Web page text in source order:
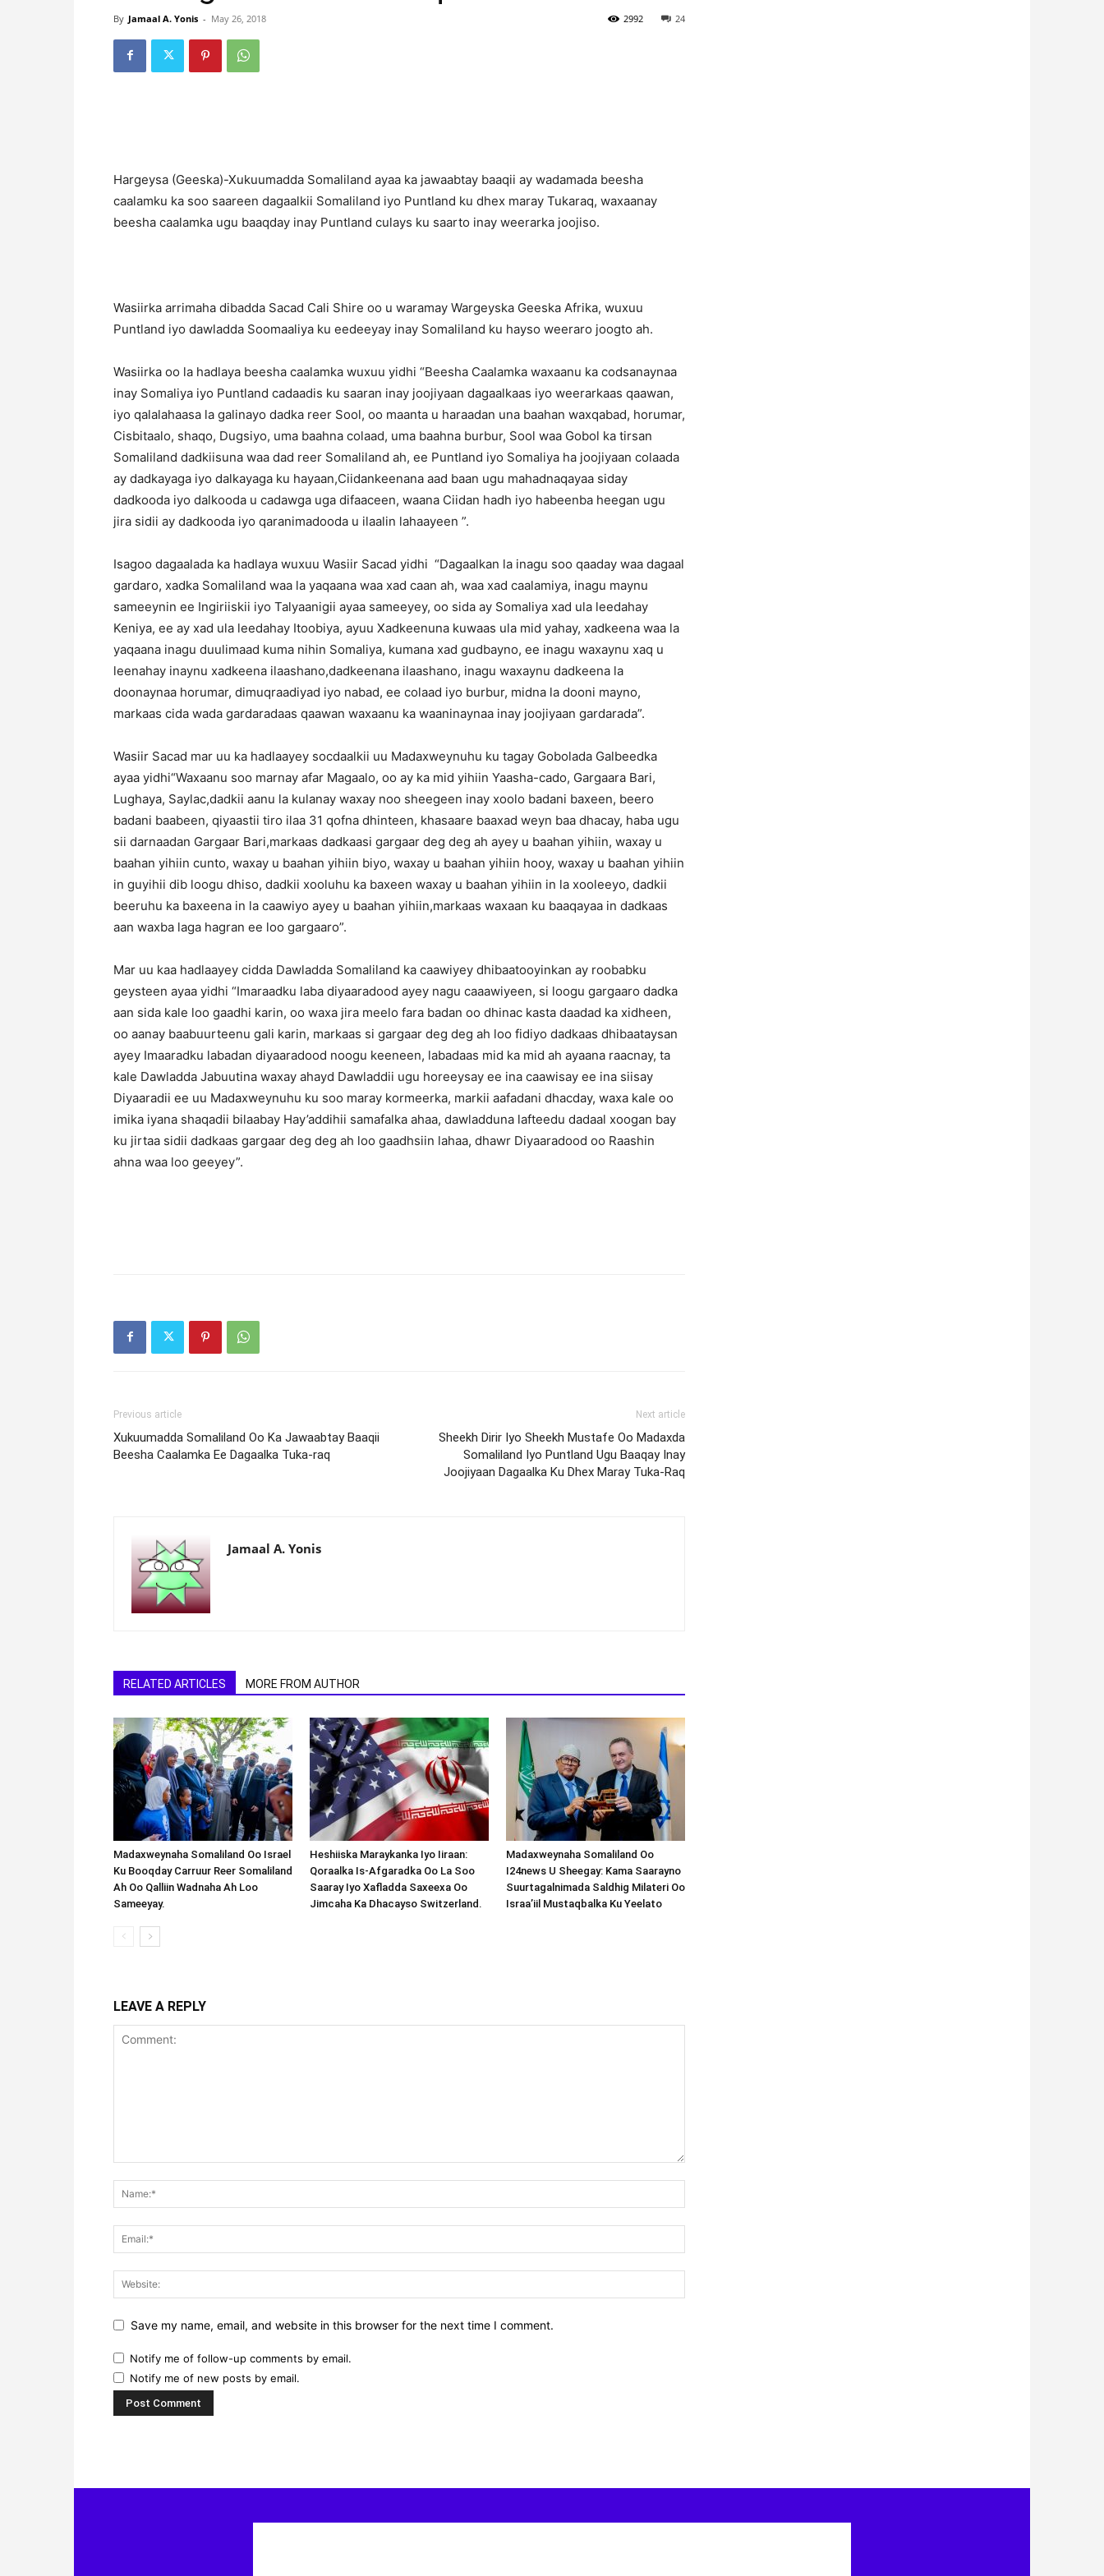
By Jamaal A. Yonis - May 26, 2018 24
2992
Hargeysa (Geeska)-Xukuumadda Somaliland ayaa ka jawaabtay baaqii ay wadamada beesha
caalamku ka soo saareen dagaalkii Somaliland iyo Puntland ku dhex maray Tukaraq, waxaanay
beesha caalamka ugu baaqday inay Puntland culays ku saarto inay weerarka joojiso.
Wasiirka arrimaha dibadda Sacad Cali Shire oo u waramay Wargeyska Geeska Afrika, wuxuu
Puntland iyo dawladda Soomaaliya ku eedeeyay inay Somaliland ku hayso weeraro joogto ah.
Wasiirka oo la hadlaya beesha caalamka wuxuu yidhi “Beesha Caalamka waxaanu ka codsanaynaa
inay Somaliya iyo Puntland cadaadis ku saaran inay joojiyaan dagaalkaas iyo weerarkaas qaawan,
iyo qalalahaasa la galinayo dadka reer Sool, oo maanta u haraadan una baahan waxqabad, horumar,
Cisbitaalo, shaqo, Dugsiyo, uma baahna colaad, uma baahna burbur, Sool waa Gobol ka tirsan
Somaliland dadkiisuna waa dad reer Somaliland ah, ee Puntland iyo Somaliya ha joojiyaan colaada
ay dadkayaga iyo dalkayaga ku hayaan,Ciidankeenana aad baan ugu mahadnaqayaa siday
dadkooda iyo dalkooda u cadawga uga difaaceen, waana Ciidan hadh iyo habeenba heegan ugu
jira sidii ay dadkooda iyo qaranimadooda u ilaalin lahaayeen ”.
Isagoo dagaalada ka hadlaya wuxuu Wasiir Sacad yidhi “Dagaalkan la inagu soo qaaday waa dagaal
gardaro, xadka Somaliland waa la yaqaana waa xad caan ah, waa xad caalamiya, inagu maynu
sameeynin ee Ingiriiskii iyo Talyaanigii ayaa sameeyey, oo sida ay Somaliya xad ula leedahay
Keniya, ee ay xad ula leedahay Itoobiya, ayuu Xadkeenuna kuwaas ula mid yahay, xadkeena waa la
yaqaana inagu duulimaad kuma nihin Somaliya, kumana xad gudbayno, ee inagu waxaynu xaq u
leenahay inaynu xadkeena ilaashano,dadkeenana ilaashano, inagu waxaynu dadkeena la
doonaynaa horumar, dimuqraadiyad iyo nabad, ee colaad iyo burbur, midna la dooni mayno,
markaas cida wada gardaradaas qaawan waxaanu ka waaninaynaa inay joojiyaan gardarada”.
Wasiir Sacad mar uu ka hadlaayey socdaalkii uu Madaxweynuhu ku tagay Gobolada Galbeedka
ayaa yidhi“Waxaanu soo marnay afar Magaalo, oo ay ka mid yihiin Yaasha-cado, Gargaara Bari,
Lughaya, Saylac,dadkii aanu la kulanay waxay noo sheegeen inay xoolo badani baxeen, beero
badani baabeen, qiyaastii tiro ilaa 31 qofna dhinteen, khasaare baaxad weyn baa dhacay, haba ugu
sii darnaadan Gargaar Bari,markaas dadkaasi gargaar deg deg ah ayey u baahan yihiin, waxay u
baahan yihiin cunto, waxay u baahan yihiin biyo, waxay u baahan yihiin hooy, waxay u baahan yihiin
in guyihii dib loogu dhiso, dadkii xooluhu ka baxeen waxay u baahan yihiin in la xooleeyo, dadkii
beeruhu ka baxeena in la caawiyo ayey u baahan yihiin,markaas waxaan ku baaqayaa in dadkaas
aan waxba laga hagran ee loo gargaaro”.
Mar uu kaa hadlaayey cidda Dawladda Somaliland ka caawiyey dhibaatooyinkan ay roobabku
geysteen ayaa yidhi “Imaraadku laba diyaaradood ayey nagu caaawiyeen, si loogu gargaaro dadka
aan sida kale loo gaadhi karin, oo waxa jira meelo fara badan oo dhinac kasta daadad ka xidheen,
oo aanay baabuurteenu gali karin, markaas si gargaar deg deg ah loo fidiyo dadkaas dhibaataysan
ayey Imaaradku labadan diyaaradood noogu keeneen, labadaas mid ka mid ah ayaana raacnay, ta
kale Dawladda Jabuutina waxay ahayd Dawladdii ugu horeeysay ee ina caawisay ee ina siisay
Diyaaradii ee uu Madaxweynuhu ku soo maray kormeerka, markii aafadani dhacday, waxa kale oo
imika iyana shaqadii bilaabay Hay’addihii samafalka ahaa, dawladduna lafteedu dadaal xoogan bay
ku jirtaa sidii dadkaas gargaar deg deg ah loo gaadhsiin lahaa, dhawr Diyaaradood oo Raashin
ahna waa loo geeyey”.
Previous article
Xukuumadda Somaliland Oo Ka Jawaabtay Baaqii
Beesha Caalamka Ee Dagaalka Tuka-raq
Next article
Sheekh Dirir Iyo Sheekh Mustafe Oo Madaxda
Somaliland Iyo Puntland Ugu Baaqay Inay
Joojiyaan Dagaalka Ku Dhex Maray Tuka-Raq
Jamaal A. Yonis
RELATED ARTICLES MORE FROM AUTHOR
Madaxweynaha Somaliland Oo Israel
Ku Booqday Carruur Reer Somaliland
Ah Oo Qalliin Wadnaha Ah Loo
Sameeyay.
Heshiiska Maraykanka Iyo Iiraan:
Qoraalka Is-Afgaradka Oo La Soo
Saaray Iyo Xafladda Saxeexa Oo
Jimcaha Ka Dhacayso Switzerland.
Madaxweynaha Somaliland Oo
I24news U Sheegay: Kama Saarayno
Suurtagalnimada Saldhig Milateri Oo
Israa’iil Mustaqbalka Ku Yeelato
LEAVE A REPLY
Save my name, email, and website in this browser for the next time I comment.
Notify me of follow-up comments by email.
Notify me of new posts by email.